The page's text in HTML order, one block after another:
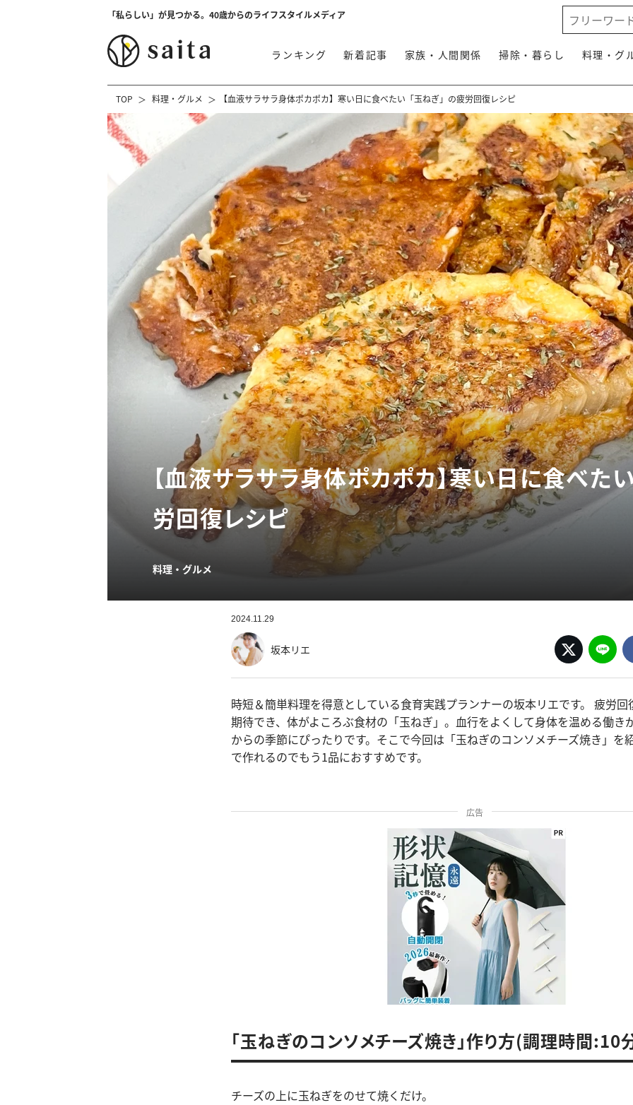
「私らしい」が見つかる。40歳からのライフスタイルメディア
ランキング 新着記事 家族・人間関係 掃除・暮らし 料理・グ
TOP 料理・グルメ 【血液サラサラ身体ポカポカ】寒い日に食べたい「玉ねぎ」の疲労回復レシピ
【血液サラサラ身体ポカポカ】寒い日に食べた
労回復レシピ
料理・グルメ
2024.11.29
坂本リエ
時短＆簡単料理を得意としている食育実践プランナーの坂本リエです。 疲労
期待でき、体がよころぶ食材の「玉ねぎ」。血行をよくして身体を温める働き
からの季節にぴったりです。そこで今回は「玉ねぎのコンソメチーズ焼き」を
で作れるのでもう1品におすすめです。
広告
「玉ねぎのコンソメチーズ焼き」作り方(調理時間:10
チーズの上に玉ねぎをのせて焼くだけ。